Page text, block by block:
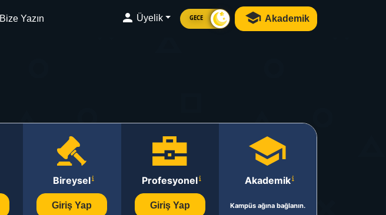
Bize Yazın Üyelik GECE Akademik
Bireysel
Giriş Yap
Profesyonel
Giriş Yap
Akademik
Kampüs ağına bağlanın.